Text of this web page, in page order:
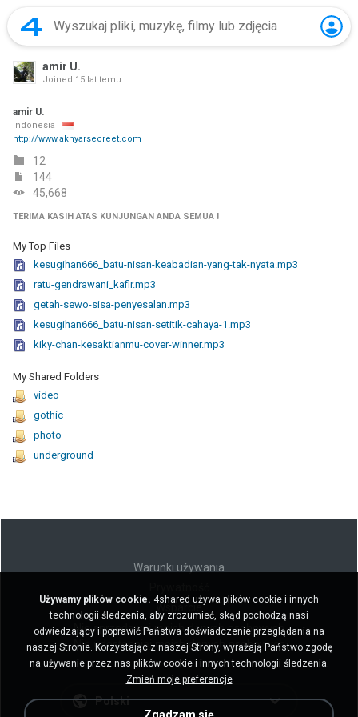
amir U.
Joined 15 lat temu
amir U.
Indonesia
http://www.akhyarsecreet.com
12
144
45,668
TERIMA KASIH ATAS KUNJUNGAN ANDA SEMUA !
My Top Files
kesugihan666_batu-nisan-keabadian-yang-tak-nyata.mp3
ratu-gendrawani_kafir.mp3
getah-sewo-sisa-penyesalan.mp3
kesugihan666_batu-nisan-setitik-cahaya-1.mp3
kiky-chan-kesaktianmu-cover-winner.mp3
My Shared Folders
video
gothic
photo
underground
Warunki używania
Nie sprzedawaj moich danych osobowych
Nie udostępniaj moich danych osobowych
Polski
Używamy plików cookie. 4shared używa plików cookie i innych
technologii śledzenia, aby zrozumieć, skąd pochodzą nasi
odwiedzający i poprawić Państwa doświadczenie przeglądania na
naszej Stronie. Korzystając z naszej Strony, wyrażają Państwo zgodę
na używanie przez nas plików cookie i innych technologii śledzenia.
Zmień moje preferencje